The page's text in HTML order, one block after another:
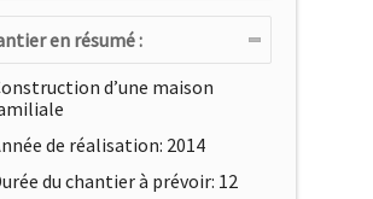
en résumé :
d’une maison
de réalisation: 2014
du chantier à prévoir: 12